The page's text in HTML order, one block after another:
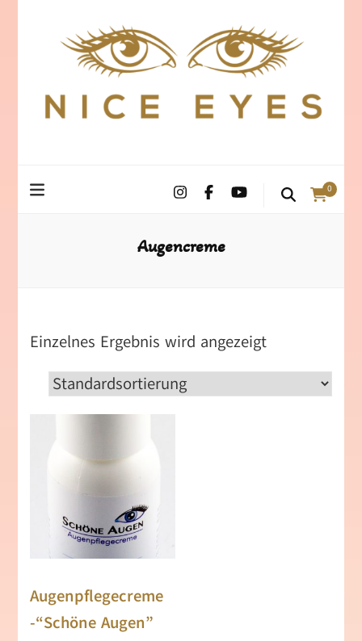
0
Augencreme
Einzelnes Ergebnis wird angezeigt
Augenpflegecreme
-“Schöne Augen”